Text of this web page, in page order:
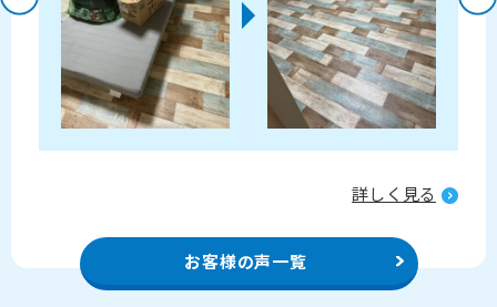
詳しく見る
お客様の声一覧